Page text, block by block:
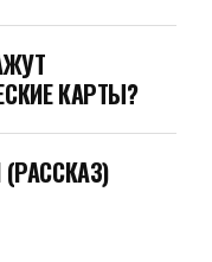
КАРТЫ?